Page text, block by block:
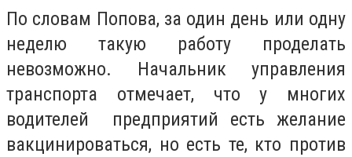
По словам Попова, за один день или одну
неделю такую работу проделать
невозможно. Начальник управления
транспорта отмечает, что у многих
водителей предприятий есть желание
вакцинироваться, но есть те, кто против